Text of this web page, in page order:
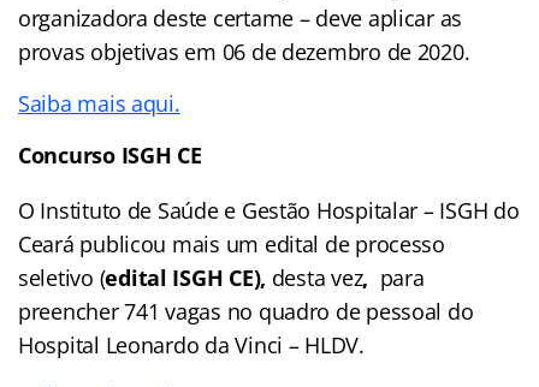
organizadora deste certame – deve aplicar as
provas objetivas em 06 de dezembro de 2020.
Saiba mais aqui.
Concurso ISGH CE
O Instituto de Saúde e Gestão Hospitalar – ISGH do
Ceará publicou mais um edital de processo
seletivo (edital ISGH CE), desta vez, para
preencher 741 vagas no quadro de pessoal do
Hospital Leonardo da Vinci – HLDV.